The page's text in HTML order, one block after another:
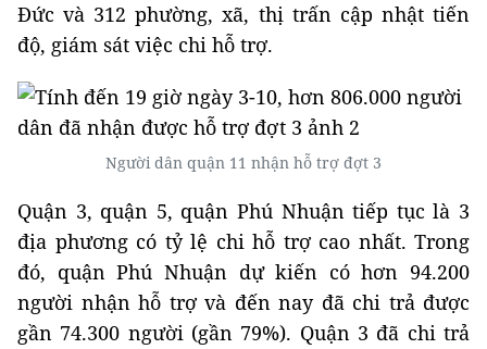
Đức và 312 phường, xã, thị trấn cập nhật tiến
độ, giám sát việc chi hỗ trợ.
Người dân quận 11 nhận hỗ trợ đợt 3
Quận 3, quận 5, quận Phú Nhuận tiếp tục là 3
địa phương có tỷ lệ chi hỗ trợ cao nhất. Trong
đó, quận Phú Nhuận dự kiến có hơn 94.200
người nhận hỗ trợ và đến nay đã chi trả được
gần 74.300 người (gần 79%). Quận 3 đã chi trả